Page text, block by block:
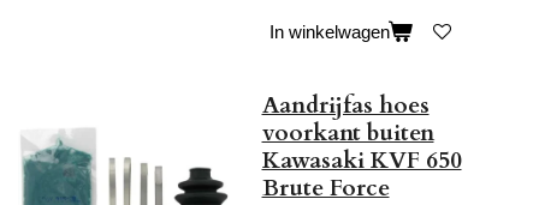
In winkelwagen
Aandrijfas hoes
voorkant buiten
Kawasaki KVF 650
Brute Force